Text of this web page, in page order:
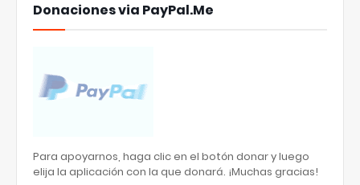
Donaciones via PayPal.Me
Para apoyarnos, haga clic en el botón donar y luego
elija la aplicación con la que donará. ¡Muchas gracias!